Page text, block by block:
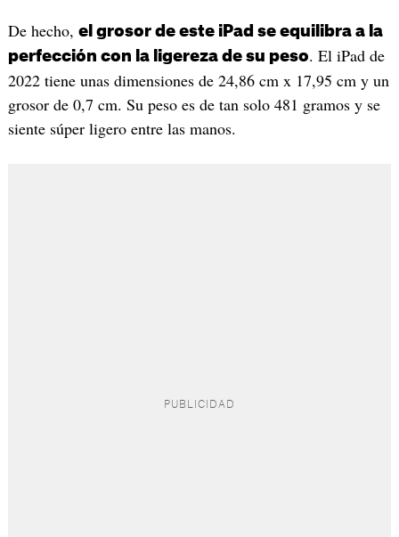
De hecho, el grosor de este iPad se equilibra a la
perfección con la ligereza de su peso. El iPad de
2022 tiene unas dimensiones de 24,86 cm x 17,95 cm y un
grosor de 0,7 cm. Su peso es de tan solo 481 gramos y se
siente súper ligero entre las manos.